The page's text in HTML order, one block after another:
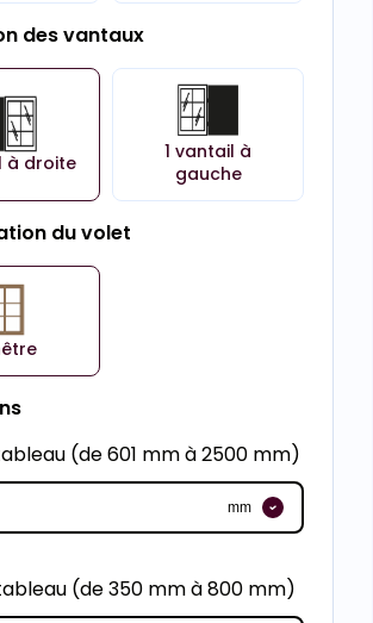
des vantaux
à droite
1 vantail à
gauche
du volet
(de 601 mm à 2500 mm)
mm
(de 350 mm à 800 mm)